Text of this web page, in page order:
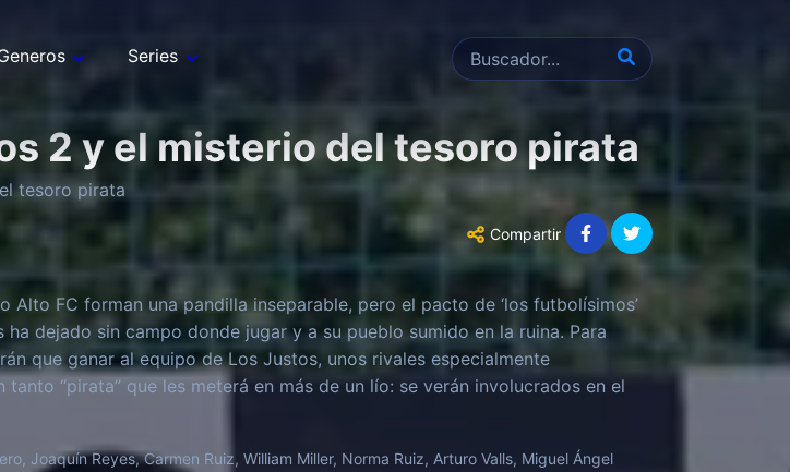
Series
2 y el misterio del tesoro pirata
tesoro pirata
Compartir
Alto FC forman una pandilla inseparable, pero el pacto de ‘los futbolísimos’
dejado sin campo donde jugar y a su pueblo sumido en la ruina. Para
que ganar al equipo de Los Justos, unos rivales especialmente
“pirata” que les meterá en más de un lío: se verán involucrados en el
su ingenio y permanecer más unidos que nunca.
Joaquín Reyes, Carmen Ruiz, William Miller, Norma Ruiz, Arturo Valls, Miguel Ángel